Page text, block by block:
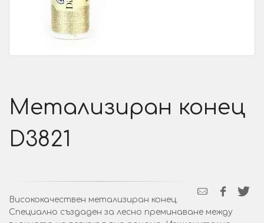
Метализиран конец
D3821
Висококачествен метализиран конец.
Специално създаден за лесно преминаване между